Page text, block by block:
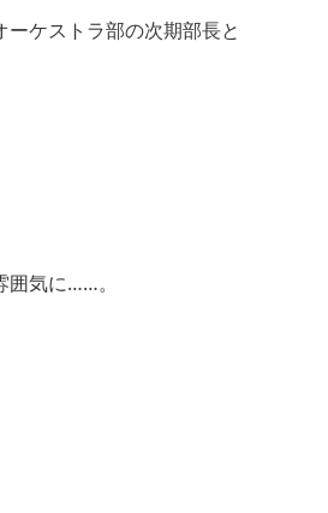
ケストラ部の次期部長と
囲気に……。